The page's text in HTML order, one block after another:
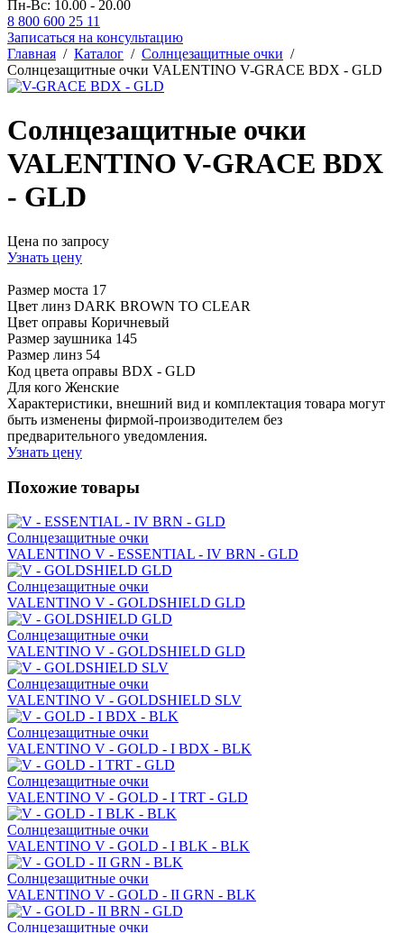
Пн-Вс: 10.00 - 20.00
8 800 600 25 11
Записаться на консультацию
Главная / Каталог / Солнцезащитные очки /
Солнцезащитные очки VALENTINO V-GRACE BDX - GLD
Солнцезащитные очки
VALENTINO V-GRACE BDX
- GLD
Цена по запросу
Узнать цену
Размер моста 17
Цвет линз DARK BROWN TO CLEAR
Цвет оправы Коричневый
Размер заушника 145
Размер линз 54
Код цвета оправы BDX - GLD
Для кого Женские
Характеристики, внешний вид и комплектация товара могут
быть изменены фирмой-производителем без
предварительного уведомления.
Узнать цену
Похожие товары
Солнцезащитные очки
VALENTINO V - ESSENTIAL - IV BRN - GLD
Солнцезащитные очки
VALENTINO V - GOLDSHIELD GLD
Солнцезащитные очки
VALENTINO V - GOLDSHIELD GLD
Солнцезащитные очки
VALENTINO V - GOLDSHIELD SLV
Солнцезащитные очки
VALENTINO V - GOLD - I BDX - BLK
Солнцезащитные очки
VALENTINO V - GOLD - I TRT - GLD
Солнцезащитные очки
VALENTINO V - GOLD - I BLK - BLK
Солнцезащитные очки
VALENTINO V - GOLD - II GRN - BLK
Солнцезащитные очки